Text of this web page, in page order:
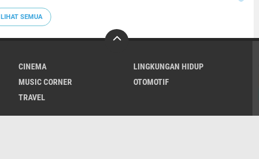
LIHAT SEMUA
CINEMA
LINGKUNGAN HIDUP
MUSIC CORNER
OTOMOTIF
TRAVEL